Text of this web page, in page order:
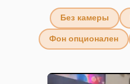
Без камеры
Фон опционален